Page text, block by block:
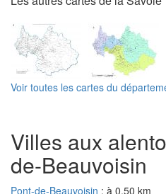
Voir toutes les cartes du
Villes aux
de-Beauvoisin
Pont-de-Beauvoisin : à 0.50 km